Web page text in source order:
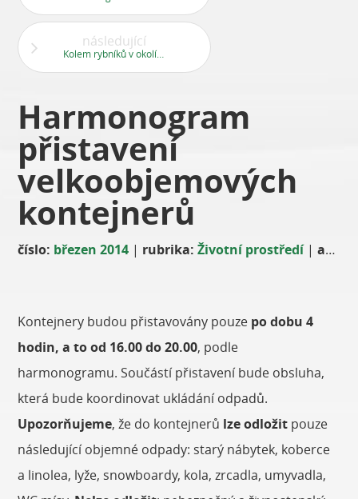
následující
Harmonogram
přistavení
velkoobjemových
kontejnerů
číslo: březen 2014 | rubrika: Životní prostředí|autor:
Kontejnery budou přistavovány pouze po dobu 4
hodin, a to od 16.00 do 20.00, podle
harmonogramu. Součástí přistavení bude obsluha,
která bude koordinovat ukládání odpadů.
Upozorňujeme, že do kontejnerů lze odložit pouze
následující objemné odpady: starý nábytek, koberce
a linolea, lyže, snowboardy, kola, zrcadla, umyvadla,